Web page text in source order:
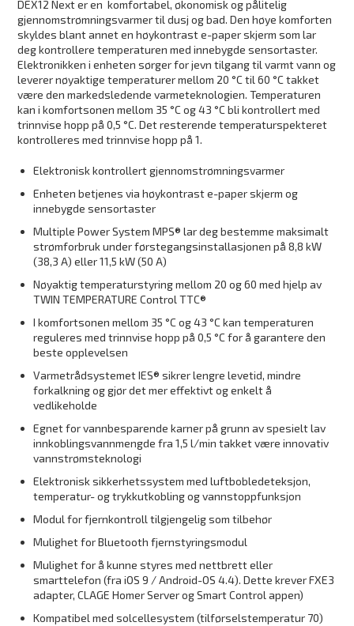
DEX12 Next er en komfortabel, økonomisk og pålitelig
gjennomstrømningsvarmer til dusj og bad. Den høye komforten
skyldes blant annet en høykontrast e-paper skjerm som lar
deg kontrollere temperaturen med innebygde sensortaster.
Elektronikken i enheten sørger for jevn tilgang til varmt vann og
leverer nøyaktige temperaturer mellom 20 °C til 60 °C takket
være den markedsledende varmeteknologien. Temperaturen
kan i komfortsonen mellom 35 °C og 43 °C bli kontrollert med
trinnvise hopp på 0,5 °C. Det resterende temperaturspekteret
kontrolleres med trinnvise hopp på 1.
Elektronisk kontrollert gjennomstrømningsvarmer
Enheten betjenes via høykontrast e-paper skjerm og
innebygde sensortaster
Multiple Power System MPS® lar deg bestemme maksimalt
strømforbruk under førstegangsinstallasjonen på 8,8 kW
(38,3 A) eller 11,5 kW (50 A)
Nøyaktig temperaturstyring mellom 20 og 60 med hjelp av
TWIN TEMPERATURE Control TTC®
I komfortsonen mellom 35 °C og 43 °C kan temperaturen
reguleres med trinnvise hopp på 0,5 °C for å garantere den
beste opplevelsen
Varmetrådsystemet IES® sikrer lengre levetid, mindre
forkalkning og gjør det mer effektivt og enkelt å
vedlikeholde
Egnet for vannbesparende karner på grunn av spesielt lav
innkoblingsvannmengde fra 1,5 l/min takket være innovativ
vannstrømsteknologi
Elektronisk sikkerhetssystem med luftbobledeteksjon,
temperatur- og trykkutkobling og vannstoppfunksjon
Modul for fjernkontroll tilgjengelig som tilbehør
Mulighet for Bluetooth fjernstyringsmodul
Mulighet for å kunne styres med nettbrett eller
smarttelefon (fra iOS 9 / Android-OS 4.4). Dette krever FXE3
adapter, CLAGE Homer Server og Smart Control appen)
Kompatibel med solcellesystem (tilførselstemperatur 70)